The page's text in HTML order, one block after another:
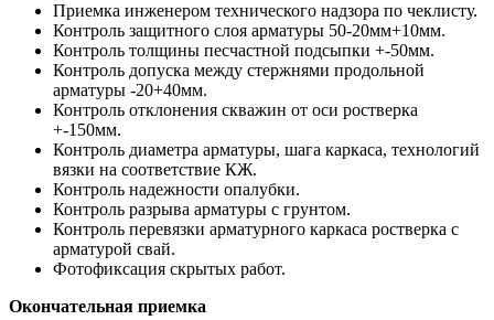
Приемка инженером технического надзора по чеклисту.
Контроль защитного слоя арматуры 50-20мм+10мм.
Контроль толщины песчастной подсыпки +-50мм.
Контроль допуска между стержнями продольной
арматуры -20+40мм.
Контроль отклонения скважин от оси ростверка
+-150мм.
Контроль диаметра арматуры, шага каркаса, технологий
вязки на соответствие КЖ.
Контроль надежности опалубки.
Контроль разрыва арматуры с грунтом.
Контроль перевязки арматурного каркаса ростверка с
арматурой свай.
Фотофиксация скрытых работ.
Окончательная приемка